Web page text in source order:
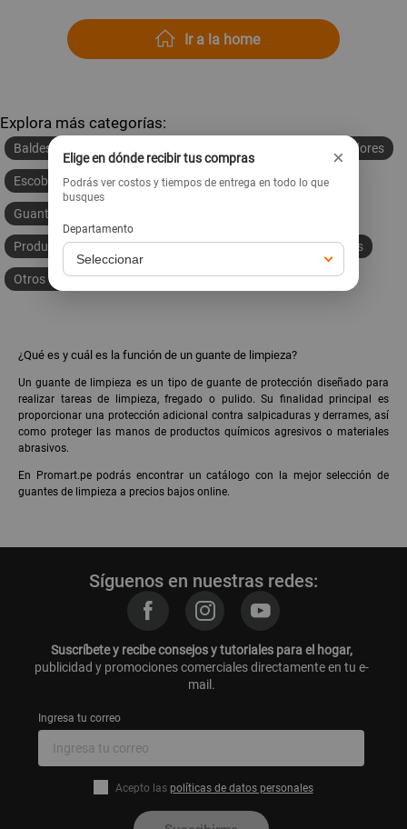
Ir a la home
Explora más categorías:
Baldes y bateas Escobas y recogedores
Escobillones Esponjas Felpudos y pediluvios
Guantes de limpieza
Productos de limpieza Tachos de basura Trapeadores
Otros útiles de limpieza
¿Qué es y cuál es la función de un guante de limpieza?
Un guante de limpieza es un tipo de guante de protección diseñado para
realizar tareas de limpieza, fregado o pulido. Su finalidad principal es
proporcionar una protección adicional contra salpicaduras y derrames, así
como proteger las manos de productos químicos agresivos o materiales
abrasivos.
En Promart.pe podrás encontrar un catálogo con la mejor selección de
guantes de limpieza a precios bajos online.
Síguenos en nuestras redes:
Suscríbete y recibe consejos y tutoriales para el hogar,
publicidad y promociones comerciales directamente en tu e-
mail.
Ingresa tu correo
Acepto las políticas de datos personales
Elige en dónde recibir tus compras ×
Podrás ver costos y tiempos de entrega en todo lo que
busques
Departamento